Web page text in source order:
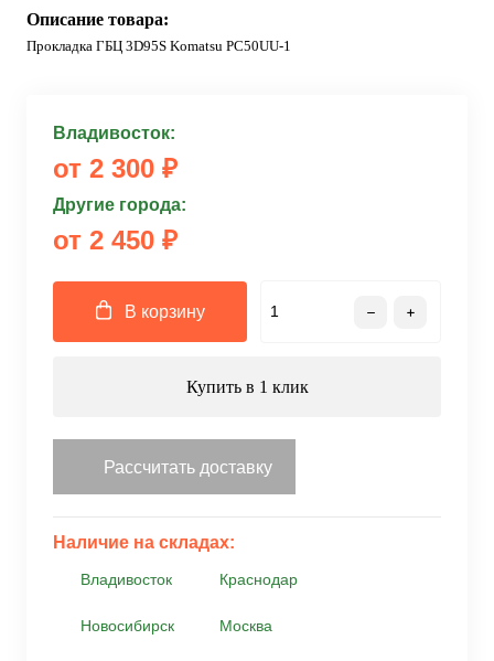
Описание товара:
Прокладка ГБЦ 3D95S Komatsu PC50UU-1
Владивосток:
от 2 300 ₽
Другие города:
от 2 450 ₽
В корзину
Купить в 1 клик
Рассчитать доставку
Наличие на складах:
Владивосток Краснодар
Новосибирск Москва